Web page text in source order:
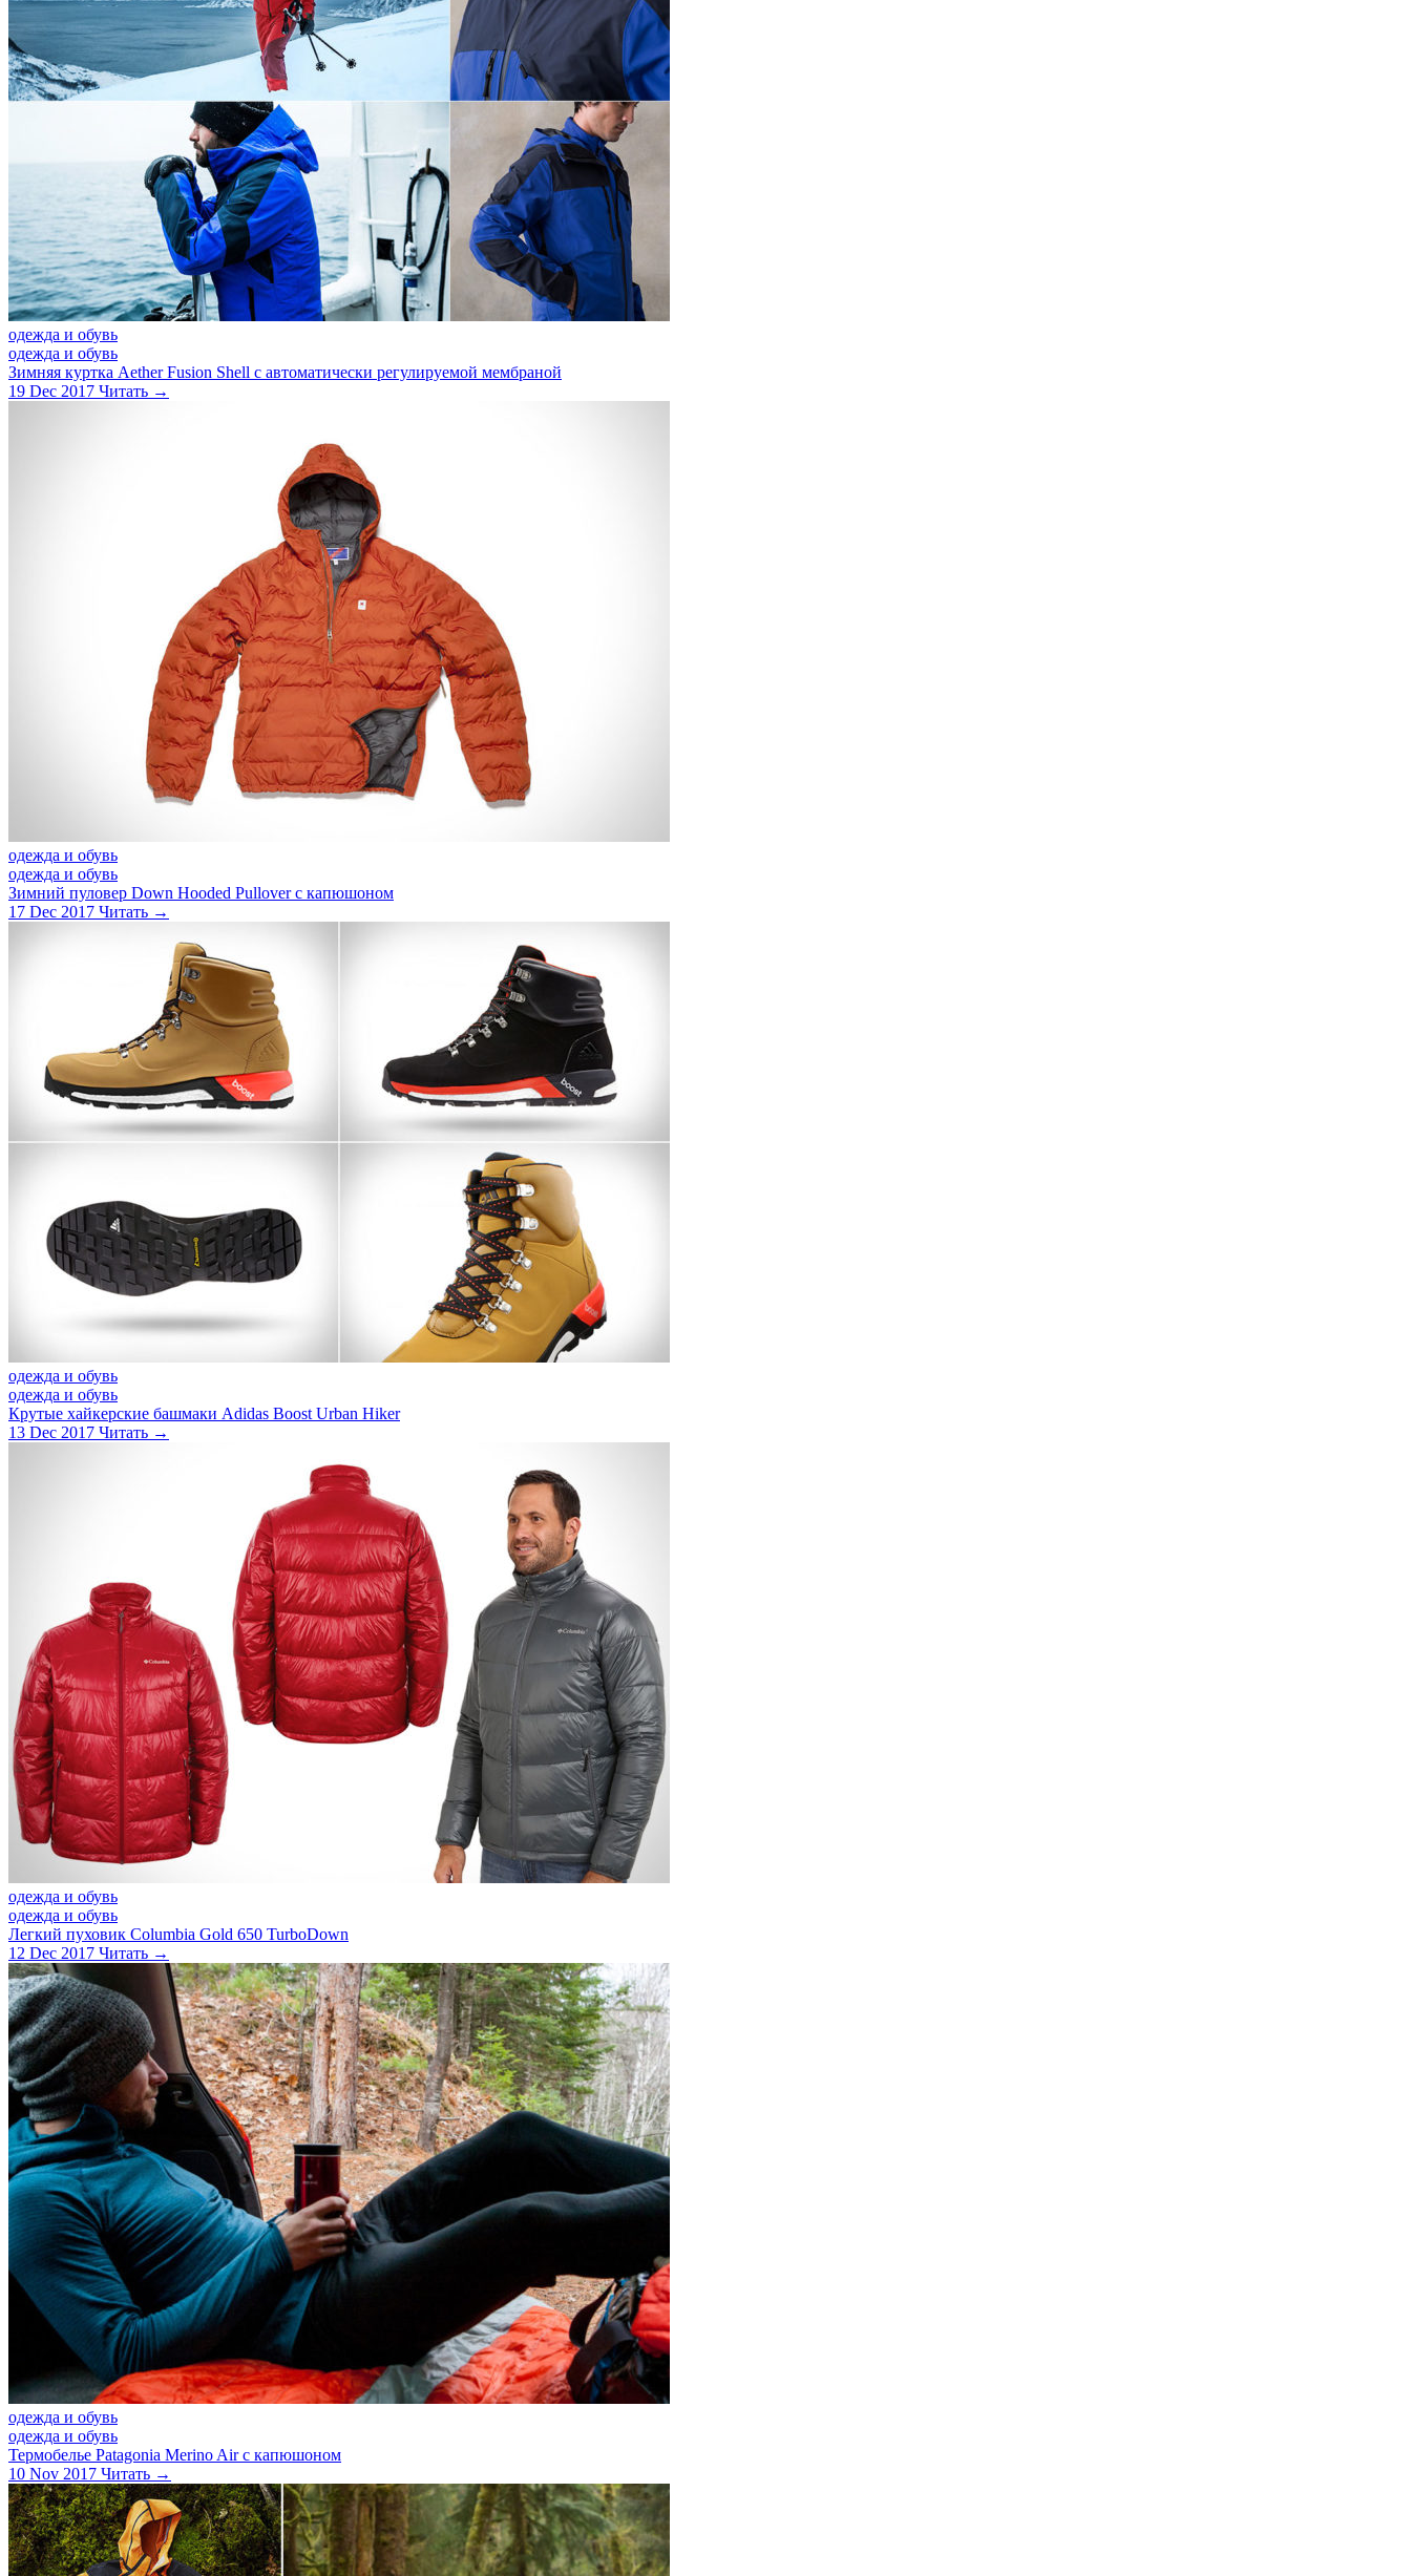
одежда и обувь
одежда и обувь
Зимняя куртка Aether Fusion Shell с автоматически регулируемой мембраной
19 Dec 2017 Читать →
одежда и обувь
одежда и обувь
Зимний пуловер Down Hooded Pullover с капюшоном
17 Dec 2017 Читать →
одежда и обувь
одежда и обувь
Крутые хайкерские башмаки Adidas Boost Urban Hiker
13 Dec 2017 Читать →
одежда и обувь
одежда и обувь
Легкий пуховик Columbia Gold 650 TurboDown
12 Dec 2017 Читать →
одежда и обувь
одежда и обувь
Термобелье Patagonia Merino Air с капюшоном
10 Nov 2017 Читать →